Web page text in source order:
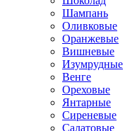
Шампань
Оливковые
Оранжевые
Вишневые
Изумрудные
Венге
Ореховые
Янтарные
Сиреневые
Салатовые